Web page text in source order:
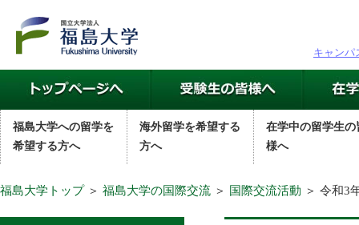
キャンパ
福島大学への留学を
希望する方へ
海外留学を希望する
方へ
在学中の留学生の
様へ
福島大学トップ＞ 福島大学の国際交流 ＞ 国際交流活動 ＞ 令和3